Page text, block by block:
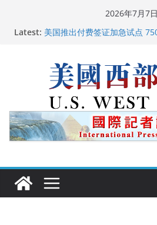
2026年7月7日
Latest: 美国推出付费签证加急试点
美国最高法院维持“出生公民权
人！
中国驻美国大使谢锋邀请美国
再次访华
广州市沉香协会会长周天明：